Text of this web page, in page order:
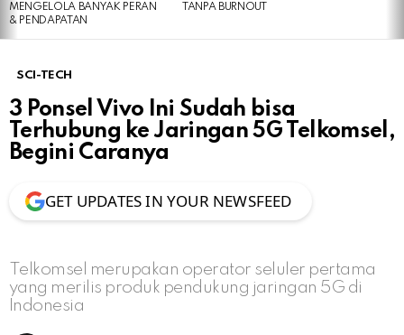
MENGELOLA BANYAK PERAN
& PENDAPATAN
TANPA BURNOUT
SCI-TECH
3 Ponsel Vivo Ini Sudah bisa
Terhubung ke Jaringan 5G Telkomsel,
Begini Caranya
GET UPDATES IN YOUR NEWSFEED
Telkomsel merupakan operator seluler pertama
yang merilis produk pendukung jaringan 5G di
Indonesia